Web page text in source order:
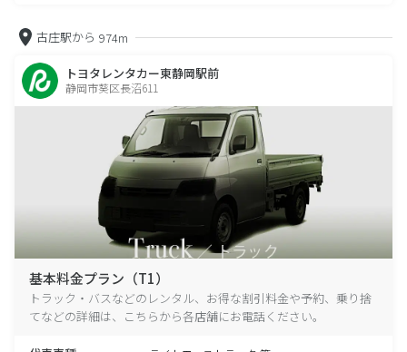
古庄駅から 974m
トヨタレンタカー東静岡駅前
静岡市葵区長沼611
基本料金プラン（T1）
トラック・バスなどのレンタル、お得な割引料金や予約、乗り捨
てなどの詳細は、こちらから各店舗にお電話ください。